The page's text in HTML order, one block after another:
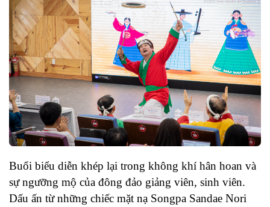
Buổi biểu diễn khép lại trong không khí hân hoan và
sự ngưỡng mộ của đông đảo giảng viên, sinh viên.
Dấu ấn từ những chiếc mặt nạ Songpa Sandae Nori